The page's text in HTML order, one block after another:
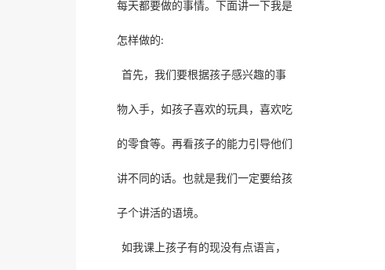
每天都要做的事情。下面讲一下我是
怎样做的:
首先，我们要根据孩子感兴趣的事
物入手，如孩子喜欢的玩具，喜欢吃
的零食等。再看孩子的能力引导他们
讲不同的话。也就是我们一定要给孩
子个讲活的语境。
如我课上孩子有的现没有点语言，